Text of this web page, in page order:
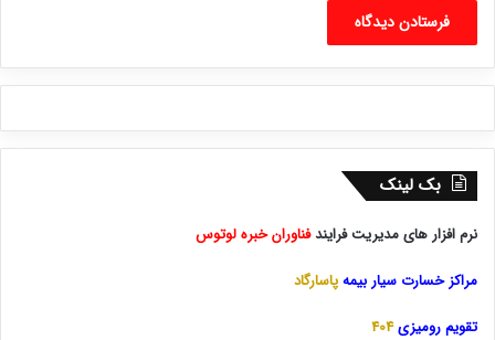
بک لینک
نرم افزار های مدیریت فرایندفناوران خبره لوتوس
مراکز خسارت سیار بیمهپاسارگاد
تقویم رومیزی404